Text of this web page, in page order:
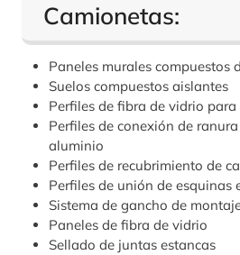
Camionetas:
Paneles murales compuestos
Suelos compuestos aislantes
Perfiles de fibra de vidrio para
Perfiles de conexión de
aluminio
Perfiles de recubrimiento de
Perfiles de unión de esquinas
Sistema de gancho de
Paneles de fibra de vidrio
Sellado de juntas estancas